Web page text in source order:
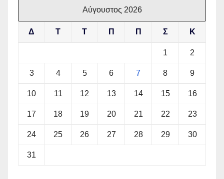
Αύγουστος 2026
Δ Τ Τ Π Π Σ Κ
1 2
3 4 5 6 7 8 9
10 11 12 13 14 15 16
17 18 19 20 21 22 23
24 25 26 27 28 29 30
31